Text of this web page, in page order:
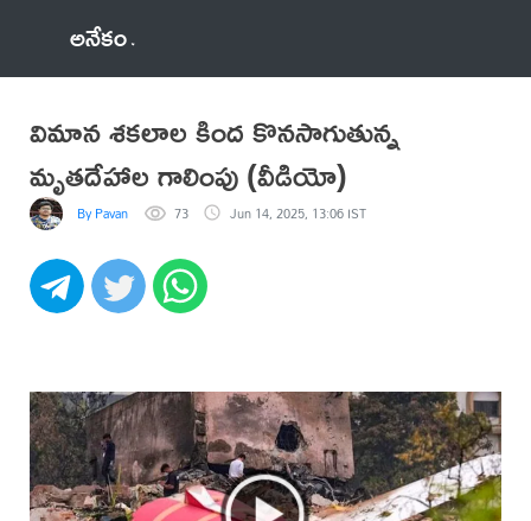
అనేకం
విమాన శకలాల కింద కొనసాగుతున్న
మృతదేహాల గాలింపు (వీడియో)
By Pavan 73 Jun 14, 2025, 13:06 IST